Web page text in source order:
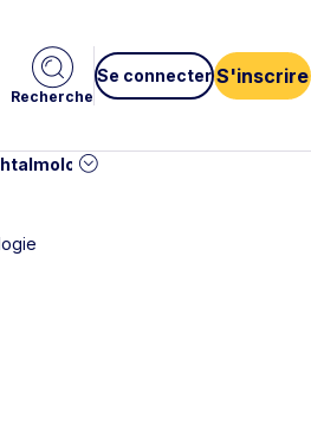
Recherche
Se connecter S'inscrire